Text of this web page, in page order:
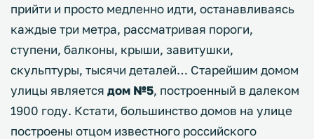
прийти и просто медленно идти, останавливаясь
каждые три метра, рассматривая пороги,
ступени, балконы, крыши, завитушки,
скульптуры, тысячи деталей… Старейшим домом
улицы является дом №5, построенный в далеком
1900 году. Кстати, большинство домов на улице
построены отцом известного российского